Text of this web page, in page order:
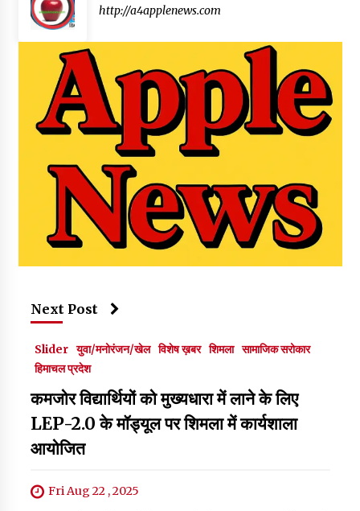
http://a4applenews.com
Next Post
Slider युवा/मनोरंजन/खेल विशेष ख़बर शिमला सामाजिक सरोकार
हिमाचल प्रदेश
कमजोर विद्यार्थियों को मुख्यधारा में लाने के लिए
LEP-2.0 के मॉड्यूल पर शिमला में कार्यशाला
आयोजित
Fri Aug 22 , 2025